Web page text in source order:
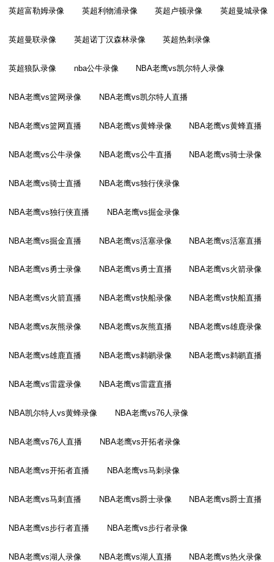
英超富勒姆录像 英超利物浦录像 英超卢顿录像 英超曼城录像
英超曼联录像 英超诺丁汉森林录像 英超热刺录像
英超狼队录像 nba公牛录像 NBA老鹰vs凯尔特人录像
NBA老鹰vs篮网录像 NBA老鹰vs凯尔特人直播
NBA老鹰vs篮网直播 NBA老鹰vs黄蜂录像 NBA老鹰vs黄蜂直播
NBA老鹰vs公牛录像 NBA老鹰vs公牛直播 NBA老鹰vs骑士录像
NBA老鹰vs骑士直播 NBA老鹰vs独行侠录像
NBA老鹰vs独行侠直播 NBA老鹰vs掘金录像
NBA老鹰vs掘金直播 NBA老鹰vs活塞录像 NBA老鹰vs活塞直播
NBA老鹰vs勇士录像 NBA老鹰vs勇士直播 NBA老鹰vs火箭录像
NBA老鹰vs火箭直播 NBA老鹰vs快船录像 NBA老鹰vs快船直播
NBA老鹰vs灰熊录像 NBA老鹰vs灰熊直播 NBA老鹰vs雄鹿录像
NBA老鹰vs雄鹿直播 NBA老鹰vs鹈鹕录像 NBA老鹰vs鹈鹕直播
NBA老鹰vs雷霆录像 NBA老鹰vs雷霆直播
NBA凯尔特人vs黄蜂录像 NBA老鹰vs76人录像
NBA老鹰vs76人直播 NBA老鹰vs开拓者录像
NBA老鹰vs开拓者直播 NBA老鹰vs马刺录像
NBA老鹰vs马刺直播 NBA老鹰vs爵士录像 NBA老鹰vs爵士直播
NBA老鹰vs步行者直播 NBA老鹰vs步行者录像
NBA老鹰vs湖人录像 NBA老鹰vs湖人直播 NBA老鹰vs热火录像